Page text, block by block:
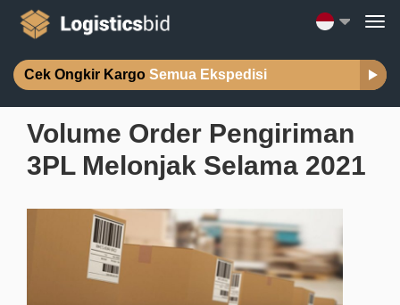
Cek Ongkir Kargo Semua Ekspedisi
Volume Order Pengiriman
3PL Melonjak Selama 2021